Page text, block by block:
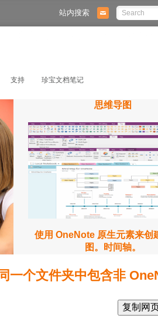
站内搜索
支持 珍宝文档笔记
思维导图
使用 OneNote 原生元素来创
图。时间轴。
一个文件夹中包含非
复制网